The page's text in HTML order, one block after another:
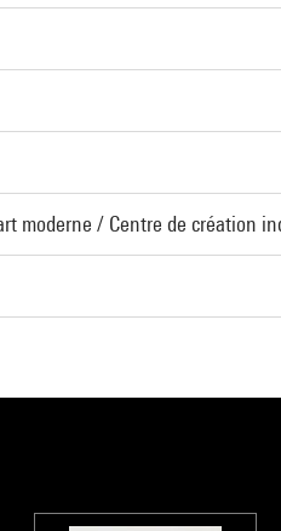
moderne / Centre de création